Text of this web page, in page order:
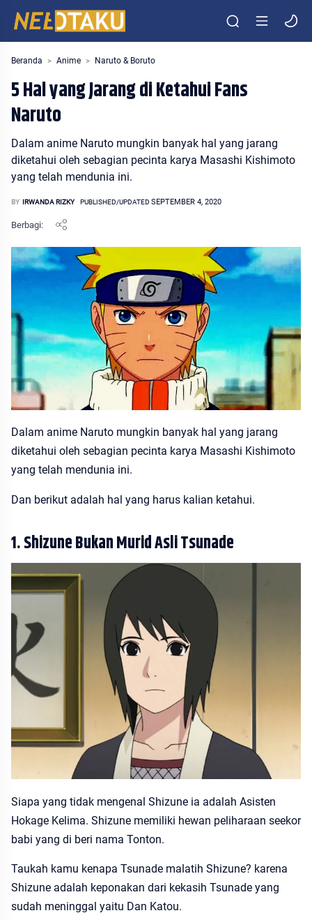
Beranda Anime Naruto & Boruto
5 Hal yang Jarang di Ketahui Fans
Naruto
Dalam anime Naruto mungkin banyak hal yang jarang
diketahui oleh sebagian pecinta karya Masashi Kishimoto
yang telah mendunia ini.
Dalam anime Naruto mungkin banyak hal yang jarang
diketahui oleh sebagian pecinta karya Masashi Kishimoto
yang telah mendunia ini.
Dan berikut adalah hal yang harus kalian ketahui.
1. Shizune Bukan Murid Asli Tsunade
Siapa yang tidak mengenal Shizune ia adalah Asisten
Hokage Kelima. Shizune memiliki hewan peliharaan seekor
babi yang di beri nama Tonton.
Taukah kamu kenapa Tsunade malatih Shizune? karena
Shizune adalah keponakan dari kekasih Tsunade yang
sudah meninggal yaitu Dan Katou.